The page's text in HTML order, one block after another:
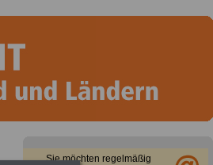
Sie möchten regelmäßig
für nur 7,50 Euro